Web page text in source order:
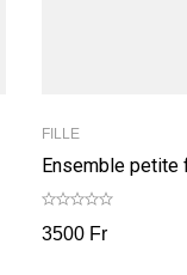
FILLE
Ensemble petite
3500 Fr